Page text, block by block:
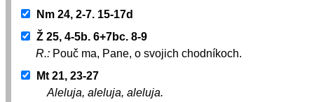
Nm 24, 2-7. 15-17d
Ž 25, 4-5b. 6+7bc. 8-9
R.: Pouč ma, Pane, o svojich chodníkoch.
Mt 21, 23-27
Aleluja, aleluja, aleluja.